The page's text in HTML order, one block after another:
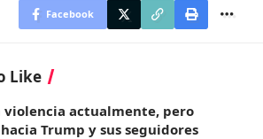
Facebook
Like
violencia actualmente, pero
Trump y sus seguidores